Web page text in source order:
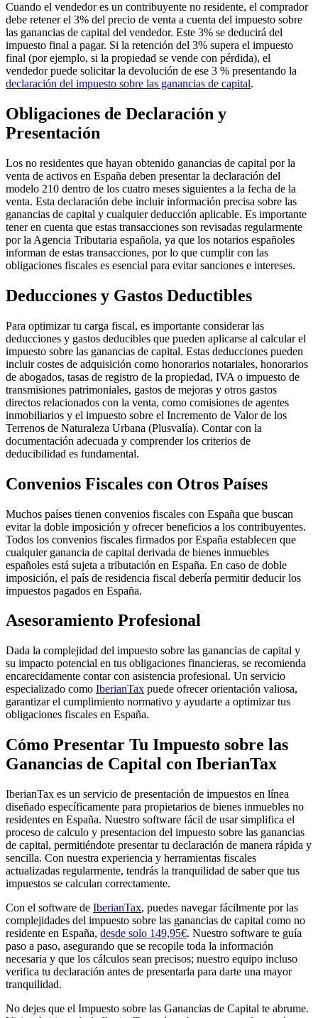
Cuando el vendedor es un contribuyente no residente, el comprador
debe retener el 3% del precio de venta a cuenta del impuesto sobre
las ganancias de capital del vendedor. Este 3% se deducirá del
impuesto final a pagar. Si la retención del 3% supera el impuesto
final (por ejemplo, si la propiedad se vende con pérdida), el
vendedor puede solicitar la devolución de ese 3 % presentando la
declaración del impuesto sobre las ganancias de capital.
Obligaciones de Declaración y
Presentación
Los no residentes que hayan obtenido ganancias de capital por la
venta de activos en España deben presentar la declaración del
modelo 210 dentro de los cuatro meses siguientes a la fecha de la
venta. Esta declaración debe incluir información precisa sobre las
ganancias de capital y cualquier deducción aplicable. Es importante
tener en cuenta que estas transacciones son revisadas regularmente
por la Agencia Tributaria española, ya que los notarios españoles
informan de estas transacciones, por lo que cumplir con las
obligaciones fiscales es esencial para evitar sanciones e intereses.
Deducciones y Gastos Deductibles
Para optimizar tu carga fiscal, es importante considerar las
deducciones y gastos deducibles que pueden aplicarse al calcular el
impuesto sobre las ganancias de capital. Estas deducciones pueden
incluir costes de adquisición como honorarios notariales, honorarios
de abogados, tasas de registro de la propiedad, IVA o impuesto de
transmisiones patrimoniales, gastos de mejoras y otros gastos
directos relacionados con la venta, como comisiones de agentes
inmobiliarios y el impuesto sobre el Incremento de Valor de los
Terrenos de Naturaleza Urbana (Plusvalía). Contar con la
documentación adecuada y comprender los criterios de
deducibilidad es fundamental.
Convenios Fiscales con Otros Países
Muchos países tienen convenios fiscales con España que buscan
evitar la doble imposición y ofrecer beneficios a los contribuyentes.
Todos los convenios fiscales firmados por España establecen que
cualquier ganancia de capital derivada de bienes inmuebles
españoles está sujeta a tributación en España. En caso de doble
imposición, el país de residencia fiscal debería permitir deducir los
impuestos pagados en España.
Asesoramiento Profesional
Dada la complejidad del impuesto sobre las ganancias de capital y
su impacto potencial en tus obligaciones financieras, se recomienda
encarecidamente contar con asistencia profesional. Un servicio
especializado como IberianTax puede ofrecer orientación valiosa,
garantizar el cumplimiento normativo y ayudarte a optimizar tus
obligaciones fiscales en España.
Cómo Presentar Tu Impuesto sobre las
Ganancias de Capital con IberianTax
IberianTax es un servicio de presentación de impuestos en línea
diseñado específicamente para propietarios de bienes inmuebles no
residentes en España. Nuestro software fácil de usar simplifica el
proceso de calculo y presentacion del impuesto sobre las ganancias
de capital, permitiéndote presentar tu declaración de manera rápida y
sencilla. Con nuestra experiencia y herramientas fiscales
actualizadas regularmente, tendrás la tranquilidad de saber que tus
impuestos se calculan correctamente.
Con el software de IberianTax, puedes navegar fácilmente por las
complejidades del impuesto sobre las ganancias de capital como no
residente en España, desde solo 149,95€. Nuestro software te guía
paso a paso, asegurando que se recopile toda la información
necesaria y que los cálculos sean precisos; nuestro equipo incluso
verifica tu declaración antes de presentarla para darte una mayor
tranquilidad.
No dejes que el Impuesto sobre las Ganancias de Capital te abrume.